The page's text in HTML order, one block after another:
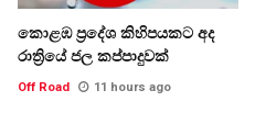
කොළඹ ප්‍රදේශ කිහිපයකට අද
රාත්‍රියේ ජල කප්පාදුවක්
Off Road 11 hours ago